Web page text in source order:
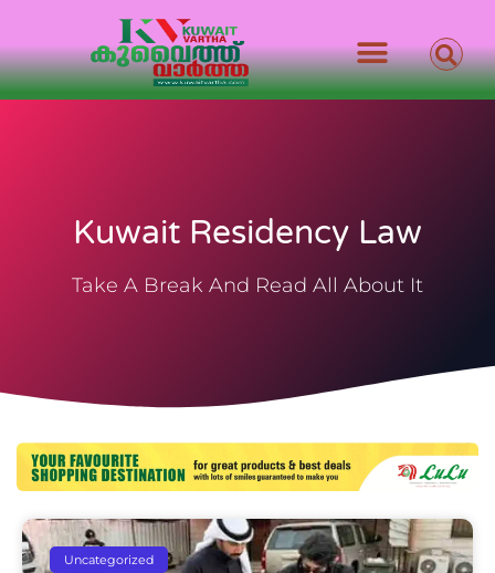
Kuwait Residency Law
Take A Break And Read All About It
Uncategorized